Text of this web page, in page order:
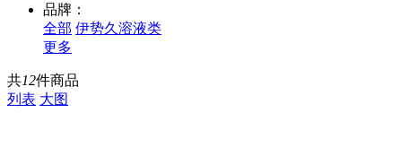
品牌：
全部 伊势久溶液类
更多
共12件商品
列表 大图